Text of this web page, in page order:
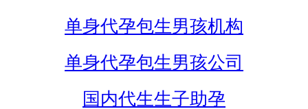
单身代孕包生男孩机构
单身代孕包生男孩公司
国内代生生子助孕